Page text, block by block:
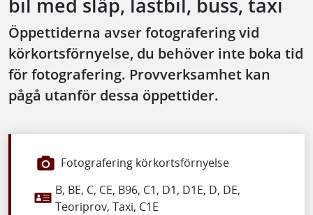
bil med släp, lastbil, buss, taxi
Öppettiderna avser fotografering vid
körkortsförnyelse, du behöver inte boka tid
för fotografering. Provverksamhet kan
pågå utanför dessa öppettider.
Fotografering körkortsförnyelse
B, BE, C, CE, B96, C1, D1, D1E, D, DE,
Teoriprov, Taxi, C1E